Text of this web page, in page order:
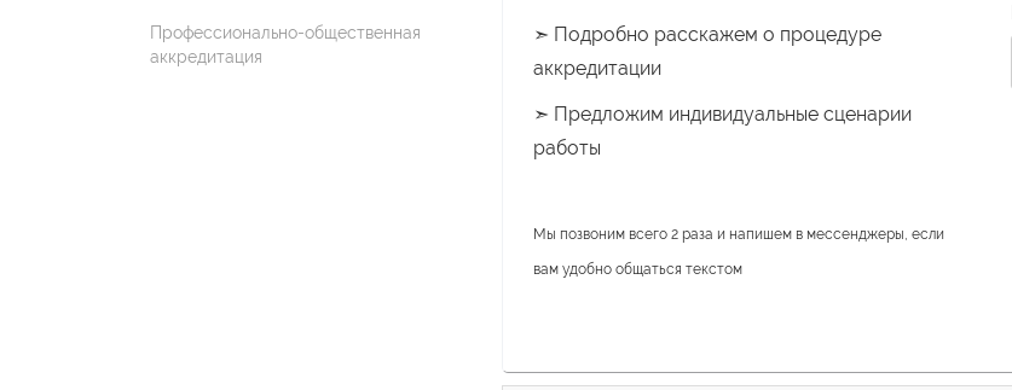
Профессионально-общественная
аккредитация
➣ Подробно расскажем о процедуре
аккредитации
➣ Предложим индивидуальные сценарии
работы
Мы позвоним всего 2 раза и напишем в мессенджеры, если
вам удобно общаться текстом